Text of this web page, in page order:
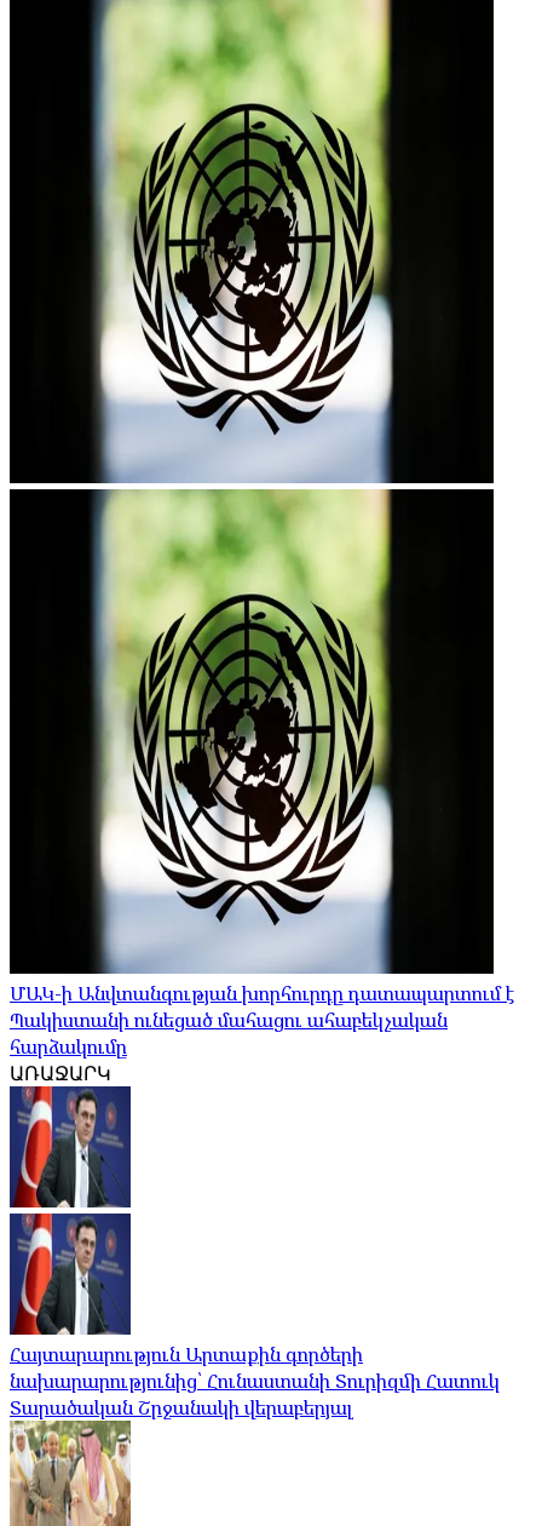
ՄԱԿ-ի Անվտանգության խորհուրդը դատապարտում է
Պակիստանի ունեցած մահացու ահաբեկչական
հարձակումը
ԱՌԱՋԱՐԿ
Հայտարարություն Արտաքին գործերի
նախարարությունից՝ Հունաստանի Տուրիզմի Հատուկ
Տարածական Շրջանակի վերաբերյալ